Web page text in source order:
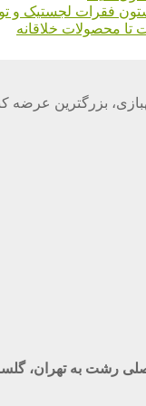
فقرات لجستیک و
تا محصولات خلاقانه
بزرگترین عرضه